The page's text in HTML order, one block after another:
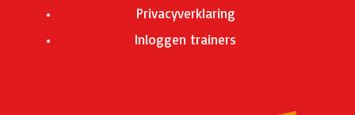
Privacyverklaring
Inloggen trainers